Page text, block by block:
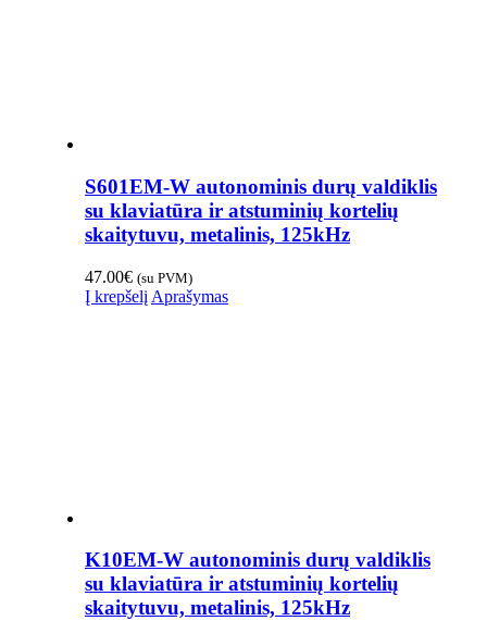
S601EM-W autonominis durų valdiklis
su klaviatūra ir atstuminių kortelių
skaitytuvu, metalinis, 125kHz
47.00€ (su PVM)
Į krepšelį Aprašymas
K10EM-W autonominis durų valdiklis
su klaviatūra ir atstuminių kortelių
skaitytuvu, metalinis, 125kHz